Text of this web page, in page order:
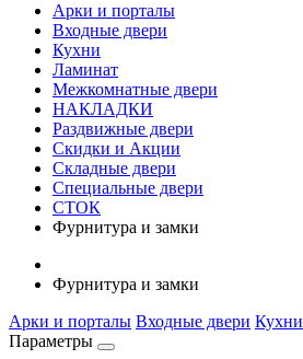
Арки и порталы
Входные двери
Кухни
Ламинат
Межкомнатные двери
НАКЛАДКИ
Раздвижные двери
Скидки и Акции
Складные двери
Специальные двери
СТОК
Фурнитура и замки
Фурнитура и замки
Арки и порталы Входные двери Кухни
Параметры